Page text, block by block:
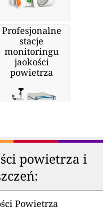
Profesjonalne
stacje
monitoringu
jaokości
powietrza
powietrza i
Powietrza